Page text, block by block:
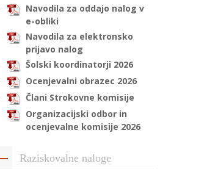
Navodila za oddajo nalog v
e-obliki
Navodila za elektronsko
prijavo nalog
Šolski koordinatorji 2026
Ocenjevalni obrazec 2026
Člani Strokovne komisije
Organizacijski odbor in
ocenjevalne komisije 2026
Raziskovalne naloge